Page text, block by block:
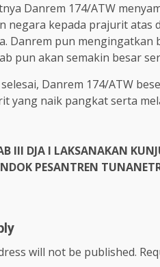
Danrem 174/ATW
negara kepada prajurit atas
Danrem pun
pun akan semakin besar
Danrem 174/ATW
yang naik pangkat serta
III DJA I LAKSANAKAN
PESANTREN
will not be published.